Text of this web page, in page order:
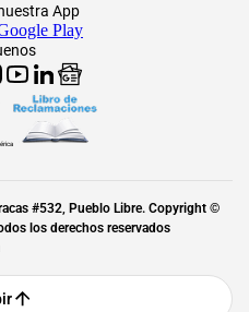
App
Play
#532, Pueblo Libre. Copyright ©
los derechos reservados